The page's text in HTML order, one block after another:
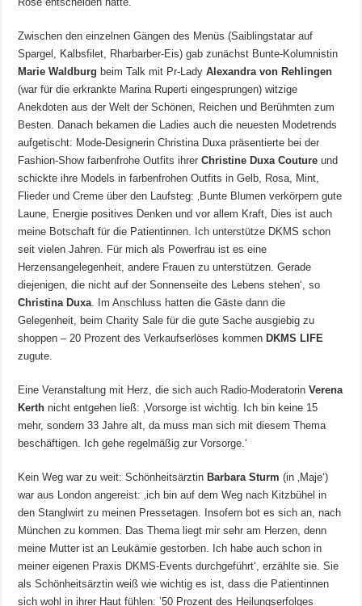
Zwischen den einzelnen Gängen des Menüs (Saiblingstatar auf
Spargel, Kalbsfilet, Rharbarber-Eis) gab zunächst Bunte-Kolumnistin
Marie Waldburg beim Talk mit Pr-LadyAlexandra von Rehlingen
(war für die erkrankte Marina Ruperti eingesprungen) witzige
Anekdoten aus der Welt der Schönen, Reichen und Berühmten zum
Besten. Danach bekamen die Ladies auch die neuesten Modetrends
aufgetischt: Mode-Designerin Christina Duxa präsentierte bei der
Fashion-Show farbenfrohe Outfits ihrerChristine Duxa Couture und
schickte ihre Models in farbenfrohen Outfits in Gelb, Rosa, Mint,
Flieder und Creme über den Laufsteg: ‚Bunte Blumen verkörpern gute
Laune, Energie positives Denken und vor allem Kraft, Dies ist auch
meine Botschaft für die Patientinnen. Ich unterstütze DKMS schon
seit vielen Jahren. Für mich als Powerfrau ist es eine
Herzensangelegenheit, andere Frauen zu unterstützen. Gerade
diejenigen, die nicht auf der Sonnenseite des Lebens stehen‘, so
Christina Duxa. Im Anschluss hatten die Gäste dann die
Gelegenheit, beim Charity Sale für die gute Sache ausgiebig zu
shoppen – 20 Prozent des Verkaufserlöses kommen DKMS LIFE
zugute.
Eine Veranstaltung mit Herz, die sich auch Radio-ModeratorinVerena
Kerth nicht entgehen ließ: ‚Vorsorge ist wichtig. Ich bin keine 15
mehr, sondern 33 Jahre alt, da muss man sich mit diesem Thema
beschäftigen. Ich gehe regelmäßig zur Vorsorge.‘
Kein Weg war zu weit: Schönheitsärztin Barbara Sturm (in ‚Maje‘)
war aus London angereist: ‚ich bin auf dem Weg nach Kitzbühel in
den Stanglwirt zu meinen Pressetagen. Insofern bot es sich an, nach
München zu kommen. Das Thema liegt mir sehr am Herzen, denn
meine Mutter ist an Leukämie gestorben. Ich habe auch schon in
meiner eigenen Praxis DKMS-Events durchgeführt‘, erzählte sie. Sie
als Schönheitsärztin weiß wie wichtig es ist, dass die Patientinnen
sich wohl in ihrer Haut fühlen: ’50 Prozent des Heilungserfolges